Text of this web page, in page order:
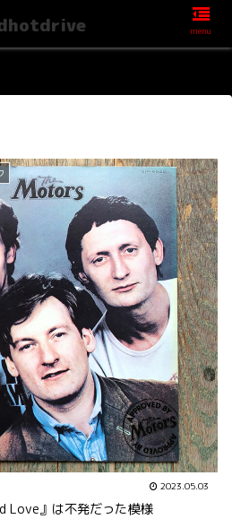
2023.05.03
Love』は不発だった模様
menu